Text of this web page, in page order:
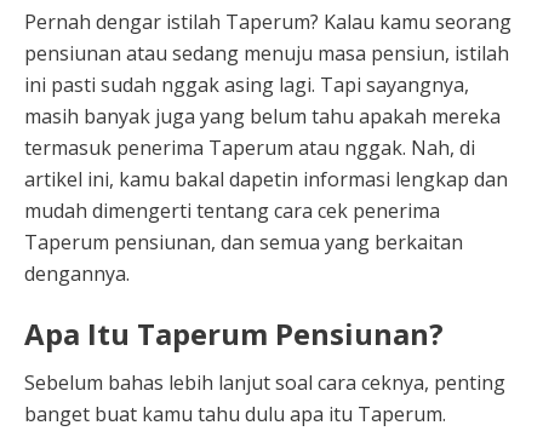
Pernah dengar istilah Taperum? Kalau kamu seorang
pensiunan atau sedang menuju masa pensiun, istilah
ini pasti sudah nggak asing lagi. Tapi sayangnya,
masih banyak juga yang belum tahu apakah mereka
termasuk penerima Taperum atau nggak. Nah, di
artikel ini, kamu bakal dapetin informasi lengkap dan
mudah dimengerti tentang cara cek penerima
Taperum pensiunan, dan semua yang berkaitan
dengannya.
Apa Itu Taperum Pensiunan?
Sebelum bahas lebih lanjut soal cara ceknya, penting
banget buat kamu tahu dulu apa itu Taperum.